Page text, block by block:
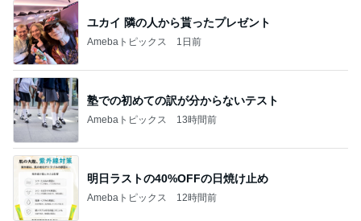
明日ラストの40%OFFの日焼け止め
Amebaトピックス 12時間前
よく食べる娘の増えてきた忘れ物
Amebaトピックス 1日前